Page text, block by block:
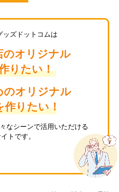
ッズドットコムは
のオリジナル
りたい！
のオリジナル
りたい！
なシーンで活用いただける
トです。